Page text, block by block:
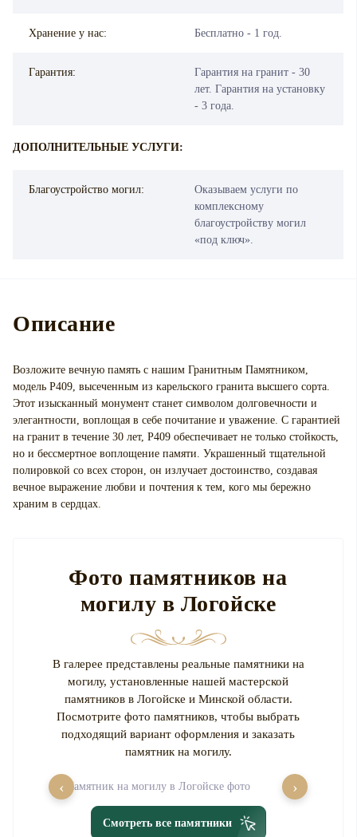
Хранение у нас: Бесплатно - 1 год.
Гарантия:
Гарантия на гранит - 30
лет. Гарантия на установку
- 3 года.
ДОПОЛНИТЕЛЬНЫЕ УСЛУГИ:
Благоустройство могил:
Оказываем услуги по
комплексному
благоустройству могил
«под ключ».
Описание
Возложите вечную память с нашим Гранитным Памятником,
модель P409, высеченным из карельского гранита высшего сорта.
Этот изысканный монумент станет символом долговечности и
элегантности, воплощая в себе почитание и уважение. С гарантией
на гранит в течение 30 лет, P409 обеспечивает не только стойкость,
но и бессмертное воплощение памяти. Украшенный тщательной
полировкой со всех сторон, он излучает достоинство, создавая
вечное выражение любви и почтения к тем, кого мы бережно
храним в сердцах.
Фото памятников на
могилу в Логойске
В галерее представлены реальные памятники на
могилу, установленные нашей мастерской
памятников в Логойске и Минской области.
Посмотрите фото памятников, чтобы выбрать
подходящий вариант оформления и заказать
памятник на могилу.
‹ ›
Смотреть все памятники